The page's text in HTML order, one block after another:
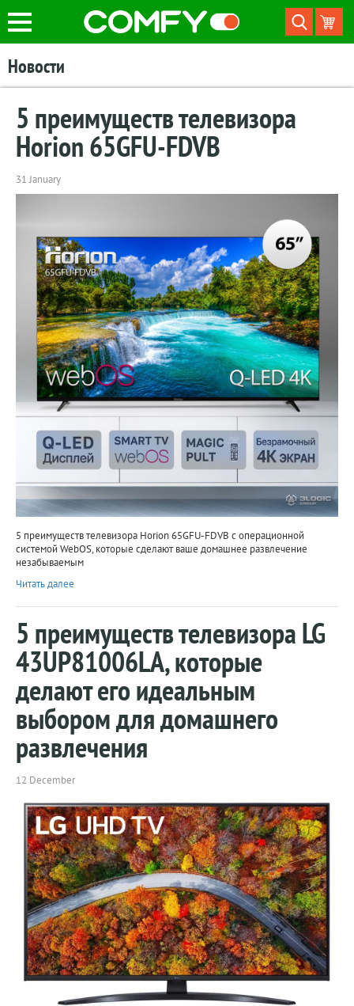
Новости
5 преимуществ телевизора
Horion 65GFU-FDVB
31 January
5 преимуществ телевизора Horion 65GFU-FDVB с операционной
системой WebOS, которые сделают ваше домашнее развлечение
незабываемым
Читать далее
5 преимуществ телевизора LG
43UP81006LA, которые
делают его идеальным
выбором для домашнего
развлечения
12 December